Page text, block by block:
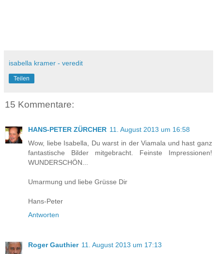
isabella kramer - veredit
Teilen
15 Kommentare:
HANS-PETER ZÜRCHER 11. August 2013 um 16:58
Wow, liebe Isabella, Du warst in der Viamala und hast ganz
fantastische Bilder mitgebracht. Feinste Impressionen!
WUNDERSCHÖN...
Umarmung und liebe Grüsse Dir
Hans-Peter
Antworten
Roger Gauthier 11. August 2013 um 17:13